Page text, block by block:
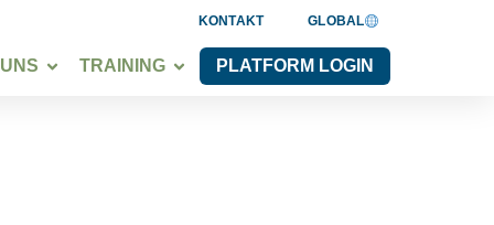
KONTAKT GLOBAL
TRAINING PLATFORM LOGIN